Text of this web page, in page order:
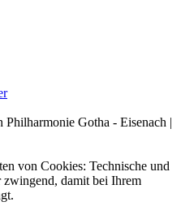
Gotha - Eisenach |
von Cookies: Technische und
damit bei Ihrem